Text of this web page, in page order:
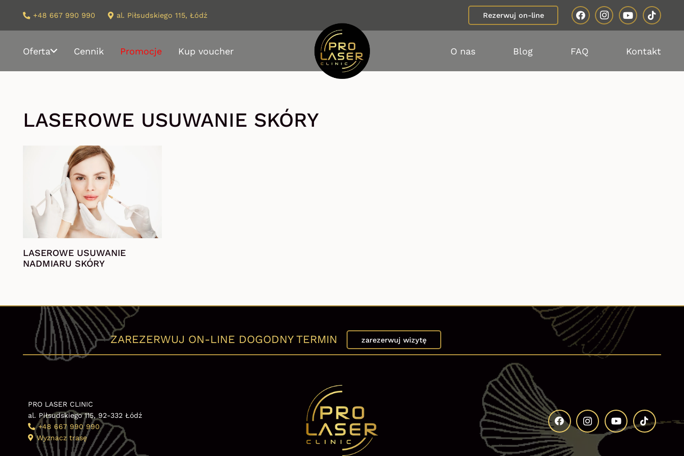
+48 667 990 990 al. Piłsudskiego 115, Łódź Rezerwuj on-line
Oferta Cennik Promocje Kup voucher O nas Blog FAQ Kontakt
LASEROWE USUWANIE SKÓRY
LASEROWE USUWANIE
NADMIARU SKÓRY
ZAREZERWUJ ON-LINE DOGODNY TERMIN zarezerwuj wizytę
PRO LASER CLINIC
al. Piłsudskiego 115, 92-332 Łódź
+48 667 990 990
Wyznacz trasę